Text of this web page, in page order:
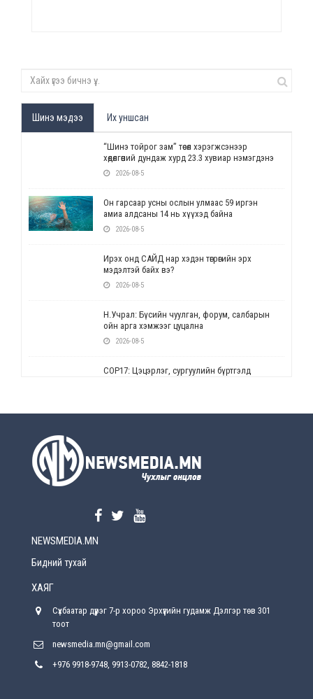
Шинэ мэдээ Их уншсан
“Шинэ тойрог зам” төсөл хэрэгжсэнээр
хөдөлгөөний дундаж хурд 23.3 хувиар нэмэгдэнэ
2026-08-5
Он гарсаар усны ослын улмаас 59 иргэн
амиа алдсаны 14 нь хүүхэд байна
2026-08-5
Ирэх онд САЙД нар хэдэн төгрөгийн эрх
мэдэлтэй байх вэ?
2026-08-5
Н.Учрал: Бүсийн чуулган, форум, салбарын
ойн арга хэмжээг цуцална
2026-08-5
СОР17: Цэцэрлэг, сургуулийн бүртгэлд
2026-08-5
2026-08-5
хүрсэн өгөөжөөрөө ажлаа үнэлж, хэрэгжилтээ
Улсын онцгой комисс өвөлжилтийн бэлтгэл,
NEWSMEDIA.MN
Бидний тухай
ХАЯГ
Сүхбаатар дүүрэг 7-р хороо Эрхүүгийн гудамж Дэлгэр төв 301
тоот
newsmedia.mn@gmail.com
+976 9918-9748, 9913-0782, 8842-1818